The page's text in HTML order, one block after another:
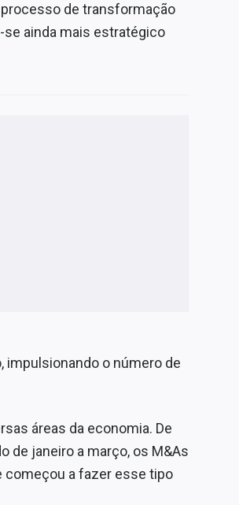
de transformação
se ainda mais estratégico
impulsionando o número de
áreas da economia. De
de janeiro a março, os M&As
começou a fazer esse tipo